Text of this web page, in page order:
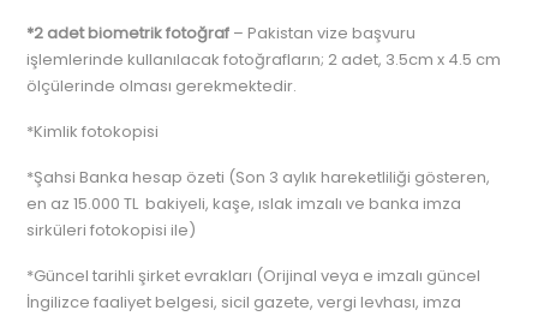
*2 adet biometrik fotoğraf – Pakistan vize başvuru
işlemlerinde kullanılacak fotoğrafların; 2 adet, 3.5cm x 4.5 cm
ölçülerinde olması gerekmektedir.
*Kimlik fotokopisi
*Şahsi Banka hesap özeti (Son 3 aylık hareketliliği gösteren,
en az 15.000 TL bakiyeli, kaşe, ıslak imzalı ve banka imza
sirküleri fotokopisi ile)
*Güncel tarihli şirket evrakları (Orijinal veya e imzalı güncel
İngilizce faaliyet belgesi, sicil gazete, vergi levhası, imza